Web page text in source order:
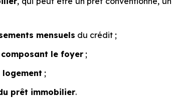
mensuels du crédit ;
le foyer ;
logement ;
prêt immobilier.